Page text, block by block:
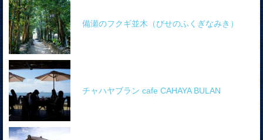
備瀬のフクギ並木（びせのふくぎなみき）
チャハヤブラン cafe CAHAYA BULAN